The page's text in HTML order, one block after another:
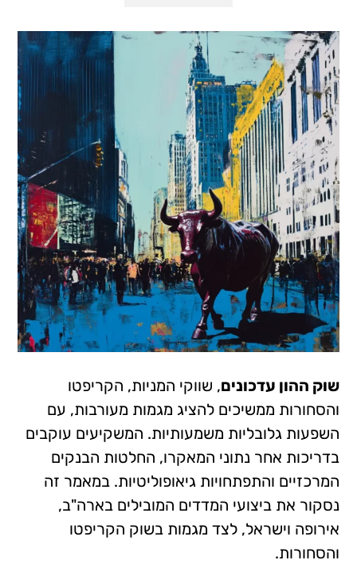
שוק ההון עדכונים, שווקי המניות, הקריפטו
והסחורות ממשיכים להציג מגמות מעורבות, עם
השפעות גלובליות משמעותיות. המשקיעים עוקבים
בדריכות אחר נתוני המאקרו, החלטות הבנקים
המרכזיים והתפתחויות גיאופוליטיות. במאמר זה
נסקור את ביצועי המדדים המובילים בארה"ב,
אירופה וישראל, לצד מגמות בשוק הקריפטו
והסחורות.